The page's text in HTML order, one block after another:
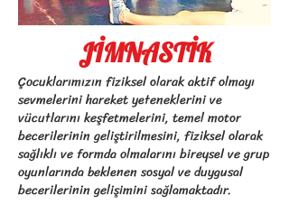
JİMNASTİK
Çocuklarımızın fiziksel olarak aktif olmayı
sevmelerini hareket yeteneklerini ve
vücutlarını keşfetmelerini, temel motor
becerilerinin geliştirilmesini, fiziksel olarak
sağlıklı ve formda olmalarını bireysel ve grup
oyunlarında beklenen sosyal ve duygusal
becerilerinin gelişimini sağlamaktadır.